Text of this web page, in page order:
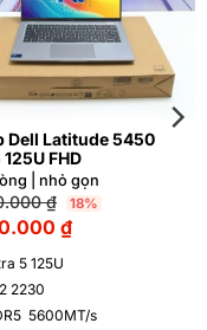
Dell Latitude 5450
FHD
| nhỏ gọn
₫ 18%
₫
5 125U
2230
5600MT/s